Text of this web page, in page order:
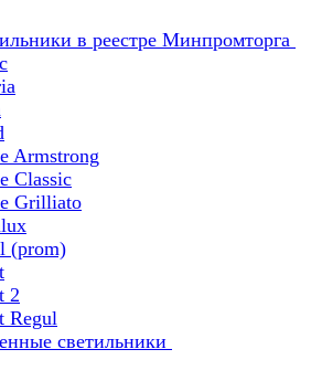
в реестре Минпромторга
Armstrong
Classic
Grilliato
(prom)
2
Regul
светильники